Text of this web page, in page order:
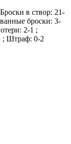
в створ: 21-
броски: 3-
2-1 ;
; Штраф: 0-2